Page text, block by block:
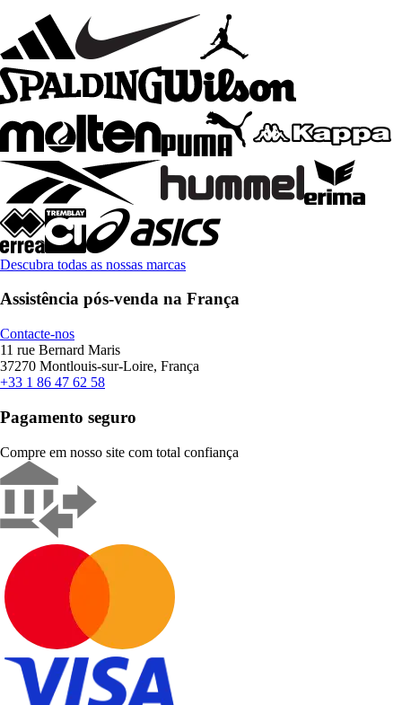
Descubra todas as nossas marcas
Assistência pós-venda na França
Contacte-nos
11 rue Bernard Maris
37270 Montlouis-sur-Loire, França
+33 1 86 47 62 58
Pagamento seguro
Compre em nosso site com total confiança